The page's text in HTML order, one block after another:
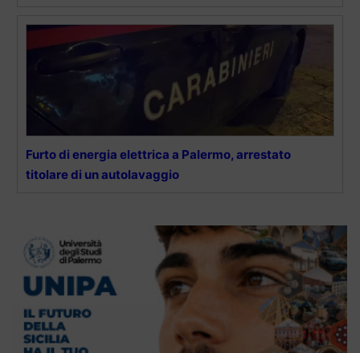
Furto di energia elettrica a Palermo, arrestato
titolare di un autolavaggio